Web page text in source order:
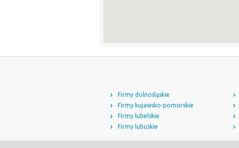
Firmy dolnośląskie
Firmy kujawsko-pomorskie
Firmy lubelskie
Firmy lubuskie